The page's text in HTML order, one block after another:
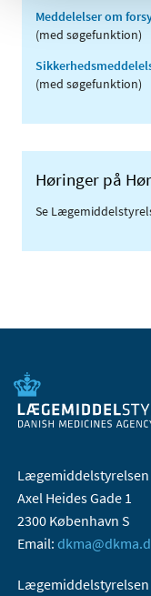
Meddelelser om
(med søgefunktion)
(med søgefunktion)
Høringer på
Se
Lægemiddelstyrelsen
Axel Heides Gade 1
2300 København S
Email:
Lægemiddelstyrelsen